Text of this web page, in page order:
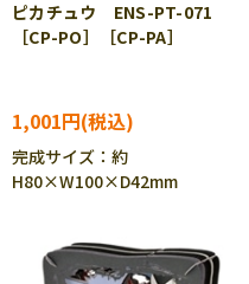
ピカチュウ ENS-PT-071
［CP-PO］［CP-PA］
1,001円
完成サイズ：約
H80×W100×D42mm